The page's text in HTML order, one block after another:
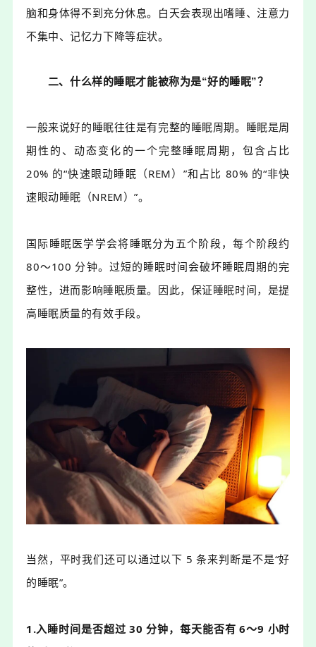
脑和身体得不到充分休息。白天会表现出嗜睡、注意力
不集中、记忆力下降等症状。
二、什么样的睡眠才能被称为是“好的睡眠”？
一般来说好的睡眠往往是有完整的睡眠周期。睡眠是周
期性的、动态变化的一个完整睡眠周期，包含占比
20% 的“快速眼动睡眠 （REM） ”和占比 80% 的“非快
速眼动睡眠 （NREM）”。
国际睡眠医学学会将睡眠分为五个阶段，每个阶段约
80～100 分钟。过短的睡眠时间会破坏睡眠周期的完
整性，进而影响睡眠质量。因此， 保证睡眠时间，是提
高睡眠质量的有效手段。
当然，平时我们还可以通过以下 5 条来判断是不是“好
的睡眠”。
1.入睡时间是否超过 30 分钟，每天能否有 6～9 小时